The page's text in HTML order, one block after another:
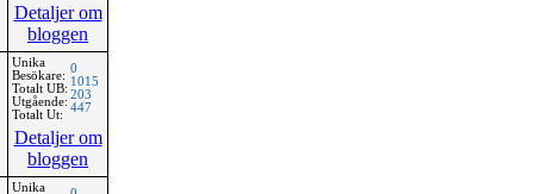
Detaljer om
bloggen
Unika
Besökare:
Totalt UB:
Utgående:
Totalt Ut:
0
1015
203
447
Detaljer om
bloggen
Unika